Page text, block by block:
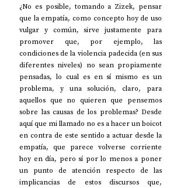
¿No es posible, tomando a Zizek, pensar
que la empatía, como concepto hoy de uso
vulgar y común, sirve justamente para
promover que, por ejemplo, las
condiciones de la violencia padecida (en sus
diferentes niveles) no sean propiamente
pensadas, lo cual es en sí mismo es un
problema, y una solución, claro, para
aquellos que no quieren que pensemos
sobre las causas de los problemas? Desde
aquí que mi llamado no es a hacer un boicot
en contra de este sentido a actuar desde la
empatía, que parece volverse corriente
hoy en día, pero sí por lo menos a poner
un punto de atención respecto de las
implicancias de estos discursos que,